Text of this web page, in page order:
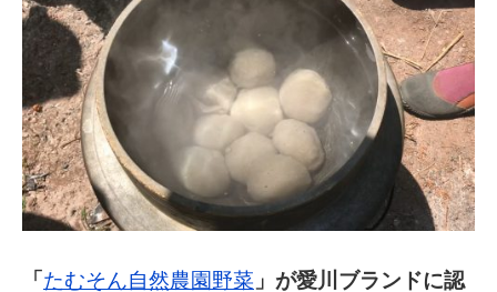
「 たむそん自然農園野菜 」が愛川ブランドに認